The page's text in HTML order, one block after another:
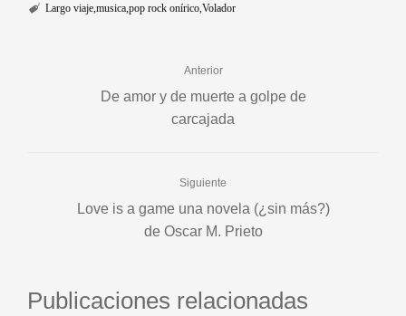
Largo viaje musica pop rock onírico Volador
Anterior
De amor y de muerte a golpe de
carcajada
Siguiente
Love is a game una novela (¿sin más?)
de Oscar M. Prieto
Publicaciones relacionadas